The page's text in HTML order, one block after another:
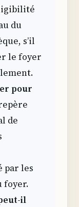
du
s’il
le foyer
pour
de
par les
foyer.
il